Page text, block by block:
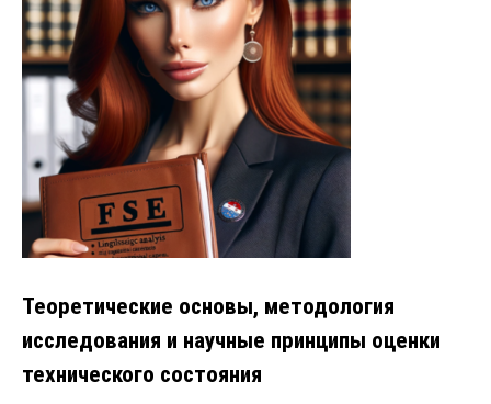
Теоретические основы, методология
исследования и научные принципы оценки
технического состояния